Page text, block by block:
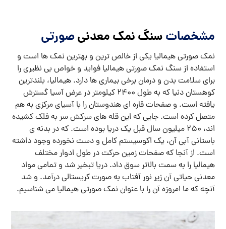
مشخصاتسنگ نمک معدنیصورتی
نمک صورتی هیمالیا یکی از خالص ترین و بهترین نمک ها است و
استفاده از سنگ نمک صورتی هیمالیا فواید و خواص بی نظیری را
برای سلامت بدن و درمان برخی بیماری ها دارد. هیمالیا، بلندترین
کوهستان دنیا که به طول 2400 کیلومتر در عرض آسیا گسترش
یافته است. و صفحات قاره ای هندوستان را با آسیای مرکزی به هم
متصل کرده است. جایی که این قله های سرکش سر به فلک کشیده
اند، 250 میلیون سال قبل یک دریا بوده است. که در بدنه ی
باستانی آبی آن، یک اکوسیستم کامل و دست نخورده وجود داشته
است. از آنجا که صفحات زمین حرکت در طول ادوار مختلف
هیمالیا را به سمت بالاتر سوق داد. دریا تبخیر شد و تمامی مواد
معدنی حیاتی آن زیر نور آفتاب به صورت کریستالی درآمد. و شد
آنچه که ما امروزه آن را با عنوان نمک صورتی هیمالیا می شناسیم.